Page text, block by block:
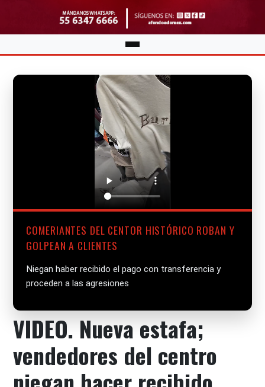
COMERIANTES DEL CENTOR HISTÓRICO ROBAN Y
GOLPEAN A CLIENTES
Niegan haber recibido el pago con transferencia y
proceden a las agresiones
VIDEO. Nueva estafa;
vendedores del centro